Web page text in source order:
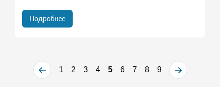
Подробнее
1 2 3 4 5 6 7 8 9